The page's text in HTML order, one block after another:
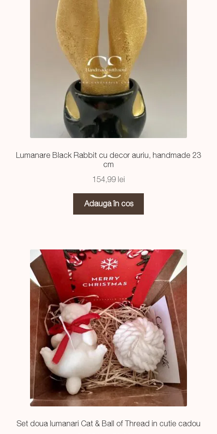
Lumanare Black Rabbit cu decor auriu, handmade 23
cm
154,99 lei
Adaugă în coș
Set doua lumanari Cat & Ball of Thread in cutie cadou